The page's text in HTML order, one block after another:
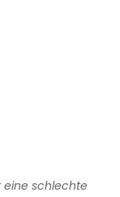
eine schlechte